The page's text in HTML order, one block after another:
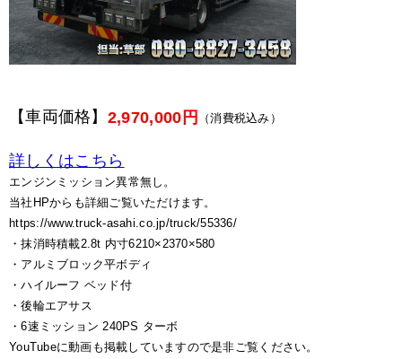
【車両価格】 2,970,000円 （消費税込み）
詳しくはこちら
エンジンミッション異常無し。
当社HPからも詳細ご覧いただけます。
https://www.truck-asahi.co.jp/truck/55336/
・抹消時積載2.8t 内寸6210×2370×580
・アルミブロック平ボディ
・ハイルーフ ベッド付
・後輪エアサス
・6速ミッション 240PS ターボ
YouTubeに動画も掲載していますので是非ご覧ください。